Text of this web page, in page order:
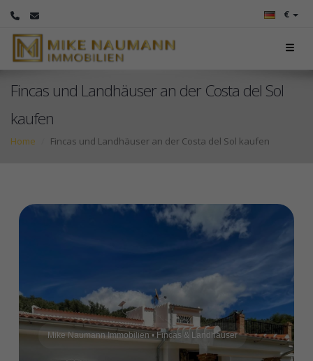
€
Fincas und Landhäuser an der Costa del Sol
kaufen
Home Fincas und Landhäuser an der Costa del Sol kaufen
Mike Naumann Immobilien • Fincas & Landhäuser